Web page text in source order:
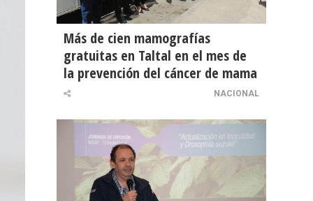
Más de cien mamografías
gratuitas en Taltal en el mes de
la prevención del cáncer de mama
NACIONAL